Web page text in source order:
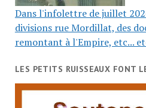
Dans l'infolettre de juillet
divisions rue Mordillat, des
remontant à l'Empire, etc...
LES PETITS RUISSEAUX FONT